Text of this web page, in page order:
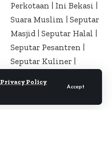
Privacy Policy
Accept
Perkotaan
Ini Bekasi
Suara Muslim
Seputar
Masjid Seputar Halal
Seputar Pesantren
Seputar Kuliner